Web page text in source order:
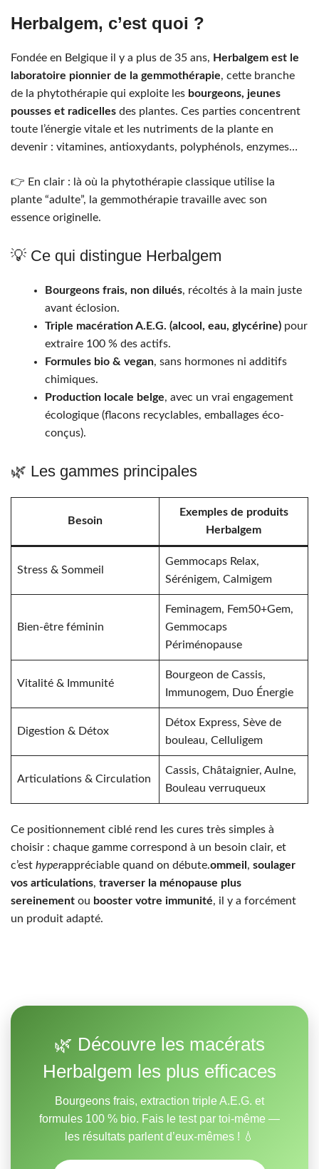
Herbalgem, c’est quoi ?
Fondée en Belgique il y a plus de 35 ans, Herbalgem est le
laboratoire pionnier de la gemmothérapie, cette branche
de la phytothérapie qui exploite les bourgeons, jeunes
pousses et radicelles des plantes. Ces parties concentrent
toute l’énergie vitale et les nutriments de la plante en
devenir : vitamines, antioxydants, polyphénols, enzymes…
👉 En clair : là où la phytothérapie classique utilise la
plante “adulte”, la gemmothérapie travaille avec son
essence originelle.
💡 Ce qui distingue Herbalgem
Bourgeons frais, non dilués, récoltés à la main juste
avant éclosion.
Triple macération A.E.G. (alcool, eau, glycérine) pour
extraire 100 % des actifs.
Formules bio & vegan, sans hormones ni additifs
chimiques.
Production locale belge, avec un vrai engagement
écologique (flacons recyclables, emballages éco-
conçus).
🌿 Les gammes principales
Besoin
Exemples de produits
Herbalgem
Stress & Sommeil
Gemmocaps Relax,
Sérénigem, Calmigem
Bien-être féminin
Feminagem, Fem50+Gem,
Gemmocaps
Périménopause
Vitalité & Immunité
Bourgeon de Cassis,
Immunogem, Duo Énergie
Digestion & Détox
Détox Express, Sève de
bouleau, Celluligem
Articulations & Circulation
Cassis, Châtaignier, Aulne,
Bouleau verruqueux
Ce positionnement ciblé rend les cures très simples à
choisir : chaque gamme correspond à un besoin clair, et
c’est hyperappréciable quand on débute.ommeil , soulager
vos articulations, traverser la ménopause plus
sereinement ou booster votre immunité, il y a forcément
un produit adapté.
🌿 Découvre les macérats
Herbalgem les plus efficaces
Bourgeons frais, extraction triple A.E.G. et
formules 100 % bio. Fais le test par toi-même —
les résultats parlent d’eux-mêmes ! 💧